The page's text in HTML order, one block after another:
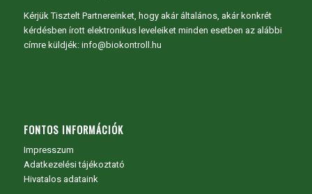
Kérjük Tisztelt Partnereinket, hogy akár általános, akár konkrét
kérdésben írott elektronikus leveleiket minden esetben az alábbi
címre küldjék: info@biokontroll.hu
FONTOS INFORMÁCIÓK
Impresszum
Adatkezelési tájékoztató
Hivatalos adataink